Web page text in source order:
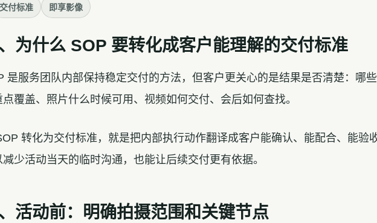
交付标准 即享影像
为什么 SOP 要转化成客户能理解的交付标准
是服务团队内部保持稳定交付的方法，但客户更关心的是结果是否清楚：哪
点覆盖、照片什么时候可用、视频如何交付、会后如何查找。
转化为交付标准，就是把内部执行动作翻译成客户能确认、能配合、能验
减少活动当天的临时沟通，也能让后续交付更有依据。
活动前：明确拍摄范围和关键节点